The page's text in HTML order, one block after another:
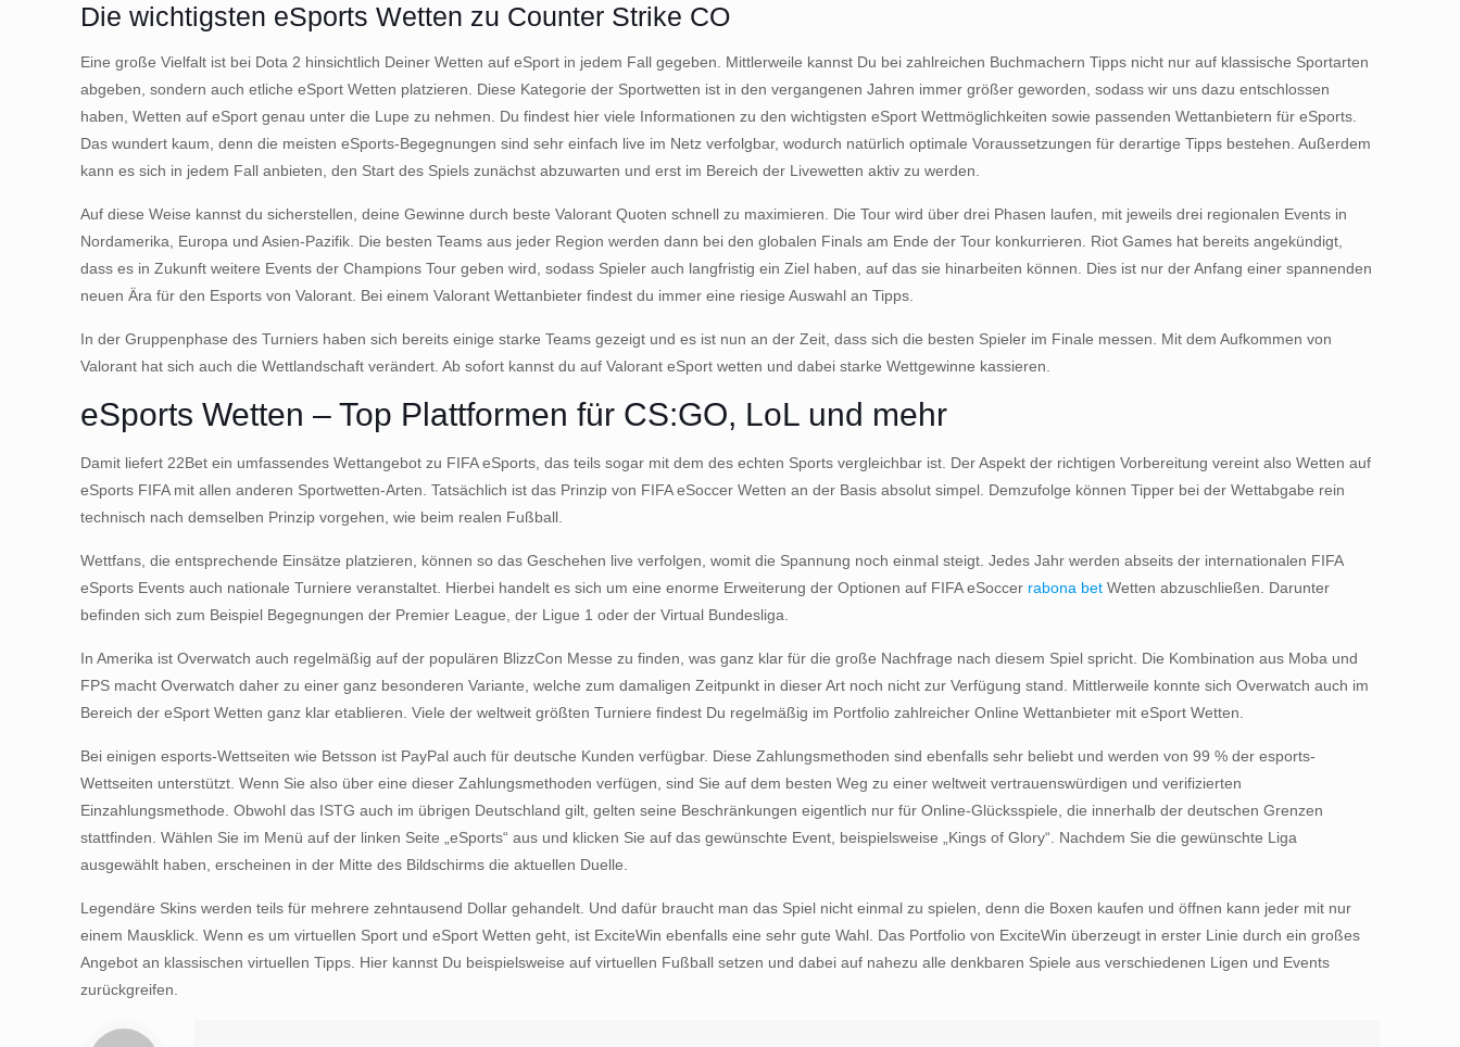
Die wichtigsten eSports Wetten zu Counter Strike CO
Eine große Vielfalt ist bei Dota 2 hinsichtlich Deiner Wetten auf eSport in jedem Fall gegeben. Mittlerweile kannst Du bei zahlreichen Buchmachern Tipps nicht nur auf klassische Sportarten
abgeben, sondern auch etliche eSport Wetten platzieren. Diese Kategorie der Sportwetten ist in den vergangenen Jahren immer größer geworden, sodass wir uns dazu entschlossen
haben, Wetten auf eSport genau unter die Lupe zu nehmen. Du findest hier viele Informationen zu den wichtigsten eSport Wettmöglichkeiten sowie passenden Wettanbietern für eSports.
Das wundert kaum, denn die meisten eSports-Begegnungen sind sehr einfach live im Netz verfolgbar, wodurch natürlich optimale Voraussetzungen für derartige Tipps bestehen. Außerdem
kann es sich in jedem Fall anbieten, den Start des Spiels zunächst abzuwarten und erst im Bereich der Livewetten aktiv zu werden.
Auf diese Weise kannst du sicherstellen, deine Gewinne durch beste Valorant Quoten schnell zu maximieren. Die Tour wird über drei Phasen laufen, mit jeweils drei regionalen Events in
Nordamerika, Europa und Asien-Pazifik. Die besten Teams aus jeder Region werden dann bei den globalen Finals am Ende der Tour konkurrieren. Riot Games hat bereits angekündigt,
dass es in Zukunft weitere Events der Champions Tour geben wird, sodass Spieler auch langfristig ein Ziel haben, auf das sie hinarbeiten können. Dies ist nur der Anfang einer spannenden
neuen Ära für den Esports von Valorant. Bei einem Valorant Wettanbieter findest du immer eine riesige Auswahl an Tipps.
In der Gruppenphase des Turniers haben sich bereits einige starke Teams gezeigt und es ist nun an der Zeit, dass sich die besten Spieler im Finale messen. Mit dem Aufkommen von
Valorant hat sich auch die Wettlandschaft verändert. Ab sofort kannst du auf Valorant eSport wetten und dabei starke Wettgewinne kassieren.
eSports Wetten – Top Plattformen für CS:GO, LoL und mehr
Damit liefert 22Bet ein umfassendes Wettangebot zu FIFA eSports, das teils sogar mit dem des echten Sports vergleichbar ist. Der Aspekt der richtigen Vorbereitung vereint also Wetten auf
eSports FIFA mit allen anderen Sportwetten-Arten. Tatsächlich ist das Prinzip von FIFA eSoccer Wetten an der Basis absolut simpel. Demzufolge können Tipper bei der Wettabgabe rein
technisch nach demselben Prinzip vorgehen, wie beim realen Fußball.
Wettfans, die entsprechende Einsätze platzieren, können so das Geschehen live verfolgen, womit die Spannung noch einmal steigt. Jedes Jahr werden abseits der internationalen FIFA
eSports Events auch nationale Turniere veranstaltet. Hierbei handelt es sich um eine enorme Erweiterung der Optionen auf FIFA eSoccer rabona bet Wetten abzuschließen. Darunter
befinden sich zum Beispiel Begegnungen der Premier League, der Ligue 1 oder der Virtual Bundesliga.
In Amerika ist Overwatch auch regelmäßig auf der populären BlizzCon Messe zu finden, was ganz klar für die große Nachfrage nach diesem Spiel spricht. Die Kombination aus Moba und
FPS macht Overwatch daher zu einer ganz besonderen Variante, welche zum damaligen Zeitpunkt in dieser Art noch nicht zur Verfügung stand. Mittlerweile konnte sich Overwatch auch im
Bereich der eSport Wetten ganz klar etablieren. Viele der weltweit größten Turniere findest Du regelmäßig im Portfolio zahlreicher Online Wettanbieter mit eSport Wetten.
Bei einigen esports-Wettseiten wie Betsson ist PayPal auch für deutsche Kunden verfügbar. Diese Zahlungsmethoden sind ebenfalls sehr beliebt und werden von 99 % der esports-
Wettseiten unterstützt. Wenn Sie also über eine dieser Zahlungsmethoden verfügen, sind Sie auf dem besten Weg zu einer weltweit vertrauenswürdigen und verifizierten
Einzahlungsmethode. Obwohl das ISTG auch im übrigen Deutschland gilt, gelten seine Beschränkungen eigentlich nur für Online-Glücksspiele, die innerhalb der deutschen Grenzen
stattfinden. Wählen Sie im Menü auf der linken Seite „eSports“ aus und klicken Sie auf das gewünschte Event, beispielsweise „Kings of Glory“. Nachdem Sie die gewünschte Liga
ausgewählt haben, erscheinen in der Mitte des Bildschirms die aktuellen Duelle.
Legendäre Skins werden teils für mehrere zehntausend Dollar gehandelt. Und dafür braucht man das Spiel nicht einmal zu spielen, denn die Boxen kaufen und öffnen kann jeder mit nur
einem Mausklick. Wenn es um virtuellen Sport und eSport Wetten geht, ist ExciteWin ebenfalls eine sehr gute Wahl. Das Portfolio von ExciteWin überzeugt in erster Linie durch ein großes
Angebot an klassischen virtuellen Tipps. Hier kannst Du beispielsweise auf virtuellen Fußball setzen und dabei auf nahezu alle denkbaren Spiele aus verschiedenen Ligen und Events
zurückgreifen.